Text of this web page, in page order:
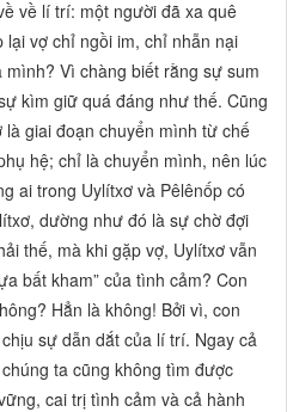
về lí trí: một người đã xa quê
vợ chỉ ngồi im, chỉ nhẫn nại
Vì chàng biết rằng sự sum
kìm giữ quá đáng như thế. Cũng
giai đoạn chuyển mình từ chế
hệ; chỉ là chuyển mình, nên lúc
ai trong Uylítxơ và Pêlênốp có
dường như đó là sự chờ đợi
thế, mà khi gặp vợ, Uylítxơ vẫn
bất kham” của tình cảm? Con
Hẳn là không! Bởi vì, con
sự dẫn dắt của lí trí. Ngay cả
ta cũng không tìm được
cai trị tình cảm và cả hành